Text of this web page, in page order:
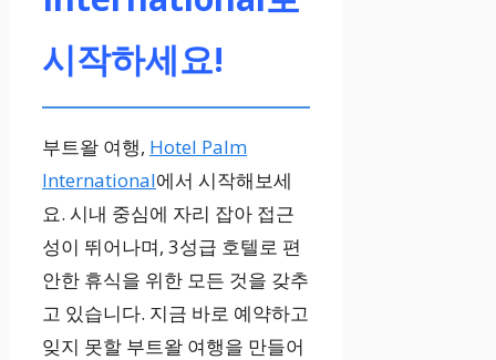
시작하세요!
부트왈 여행, Hotel Palm
International에서 시작해보세
요. 시내 중심에 자리 잡아 접근
성이 뛰어나며, 3성급 호텔로 편
안한 휴식을 위한 모든 것을 갖추
고 있습니다. 지금 바로 예약하고
잊지 못할 부트왈 여행을 만들어